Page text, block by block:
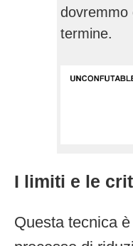
dovremmo
termine.
I limiti e le
Questa tecnica